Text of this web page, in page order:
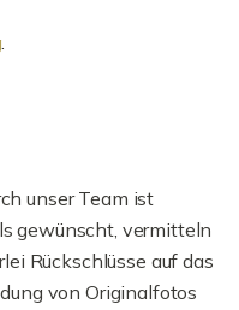
.
unser Team ist
gewünscht, vermitteln
Rückschlüsse auf das
von Originalfotos